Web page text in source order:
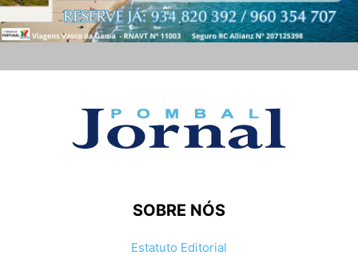
SOBRE NÓS
Estatuto Editorial